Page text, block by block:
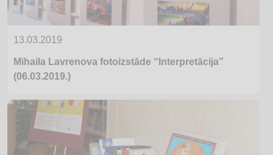
13.03.2019
Mihaila Lavrenova fotoizstāde “Interpretācija”
(06.03.2019.)